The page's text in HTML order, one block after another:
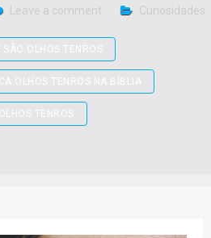
Leave a comment Curiosidades
SÃO OLHOS TENROS
OLHOS TENROS NA BÍBLIA
OLHOS TENROS